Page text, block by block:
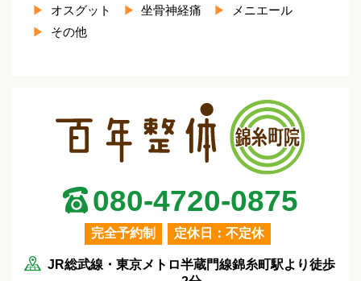
オスグット
坐骨神経痛
メニエール
その他
080-4720-0875
完全予約制 定休日：不定休
JR総武線・東京メトロ半蔵門線錦糸町駅より徒歩